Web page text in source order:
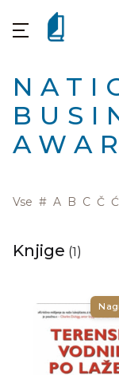
Vse # A B C Č Ć
Knjige (1)